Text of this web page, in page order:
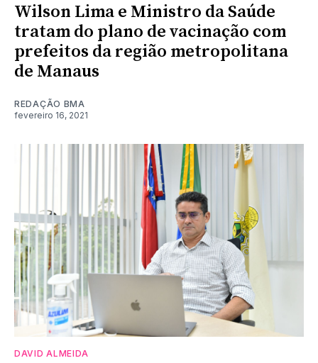
Wilson Lima e Ministro da Saúde
tratam do plano de vacinação com
prefeitos da região metropolitana
de Manaus
REDAÇÃO BMA
fevereiro 16, 2021
DAVID ALMEIDA